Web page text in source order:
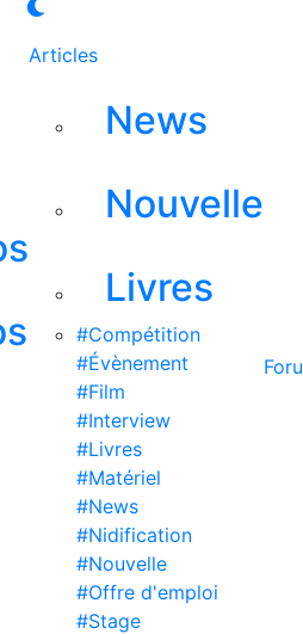
Articles
News
Nouvelle
Livres
#Compétition
#Évènement
#Film
#Interview
#Livres
#Matériel
#News
#Nidification
#Nouvelle
#Offre d'emploi
#Stage